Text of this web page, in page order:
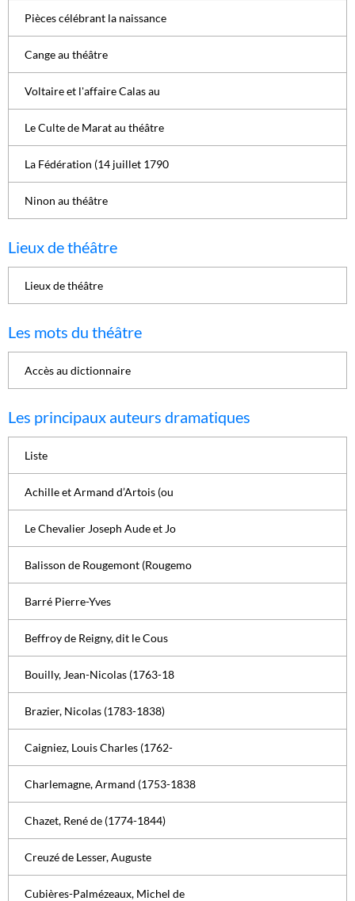
Pièces célébrant la naissance
Cange au théâtre
Voltaire et l'affaire Calas au
Le Culte de Marat au théâtre
La Fédération (14 juillet 1790
Ninon au théâtre
Lieux de théâtre
Lieux de théâtre
Les mots du théâtre
Accès au dictionnaire
Les principaux auteurs dramatiques
Liste
Achille et Armand d’Artois (ou
Le Chevalier Joseph Aude et Jo
Balisson de Rougemont (Rougemo
Barré Pierre-Yves
Beffroy de Reigny, dit le Cous
Bouilly, Jean-Nicolas (1763-18
Brazier, Nicolas (1783-1838)
Caigniez, Louis Charles (1762-
Charlemagne, Armand (1753-1838
Chazet, René de (1774-1844)
Creuzé de Lesser, Auguste
Cubières-Palmézeaux, Michel de